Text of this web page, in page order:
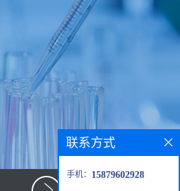
联系方式
手机： 15879602928